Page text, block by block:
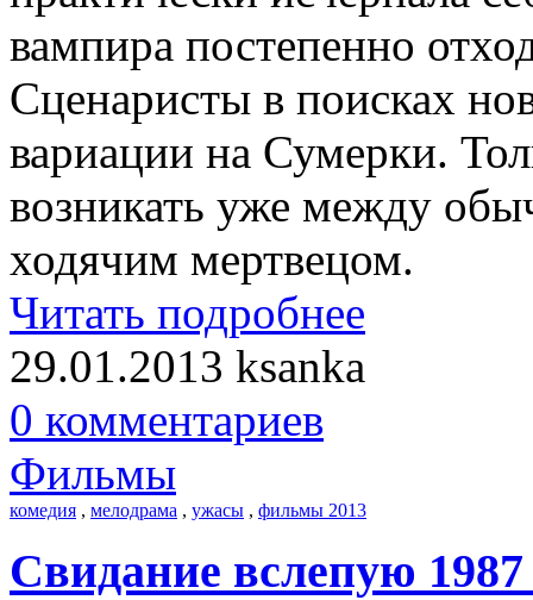
вампира постепенно
Сценаристы в поисках
вариации на Сумерки.
возникать уже между
ходячим мертвецом.
Читать подробнее
29.01.2013 ksanka
0 комментариев
Фильмы
комедия , мелодрама , ужасы , фильмы 2013
Свидание вслепую